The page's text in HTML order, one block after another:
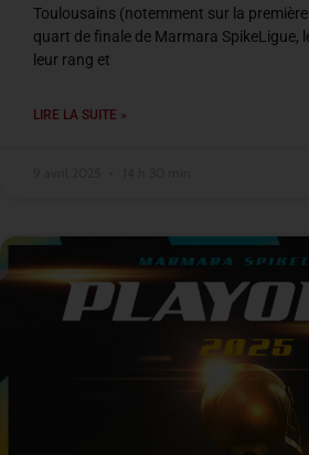
Toulousains (notemment sur la
quart de finale de Marmara SpikeLigue,
leur rang et
LIRE LA SUITE »